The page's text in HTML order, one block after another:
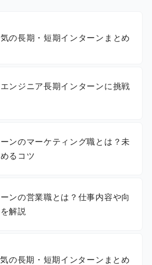
の長期・短期インターンまとめ
ンジニア長期インターンに挑戦
ンのマーケティング職とは？未
るコツ
ンの営業職とは？仕事内容や向
解説
の長期・短期インターンまとめ